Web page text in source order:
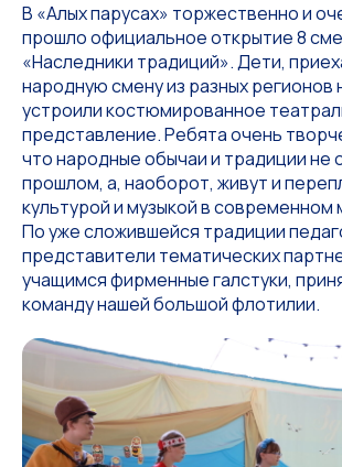
В «Алых парусах» торжественно и
прошло официальное открытие 8
«Наследники традиций». Дети,
народную смену из разных регионов
устроили костюмированное
представление. Ребята очень
что народные обычаи и традиции не
прошлом, а, наоборот, живут и
культурой и музыкой в современном
По уже сложившейся традиции
представители тематических
учащимся фирменные галстуки,
команду нашей большой флотилии.